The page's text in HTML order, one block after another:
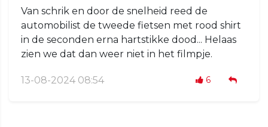
Van schrik en door de snelheid reed de
automobilist de tweede fietsen met rood shirt
in de seconden erna hartstikke dood... Helaas
zien we dat dan weer niet in het filmpje.
13-08-2024 08:54 6